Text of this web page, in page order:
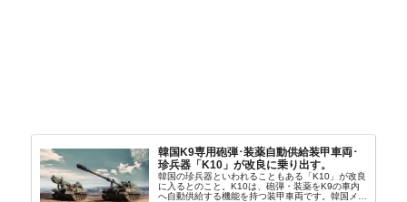
韓国K9専用砲弾･装薬自動供給装甲車両･
珍兵器「K10」が改良に乗り出す。
韓国の珍兵器といわれることもある「K10」が改良
に入るとのこと。K10は、砲弾・装薬をK9の車内
へ自動供給する機能を持つ装甲車両です。韓国メデ